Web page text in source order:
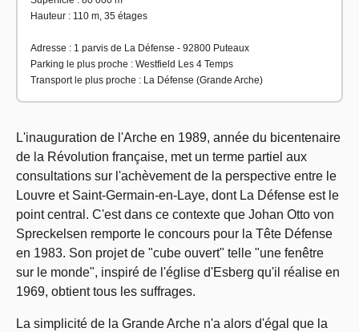
Hauteur : 110 m, 35 étages
Adresse : 1 parvis de La Défense - 92800 Puteaux
Parking le plus proche : Westfield Les 4 Temps
Transport le plus proche : La Défense (Grande Arche)
L'inauguration de l'Arche en 1989, année du bicentenaire
de la Révolution française, met un terme partiel aux
consultations sur l'achèvement de la perspective entre le
Louvre et Saint-Germain-en-Laye, dont La Défense est le
point central. C'est dans ce contexte que Johan Otto von
Spreckelsen remporte le concours pour la Tête Défense
en 1983. Son projet de "cube ouvert" telle "une fenêtre
sur le monde", inspiré de l'église d'Esberg qu'il réalise en
1969, obtient tous les suffrages.
La simplicité de la Grande Arche n'a alors d'égal que la